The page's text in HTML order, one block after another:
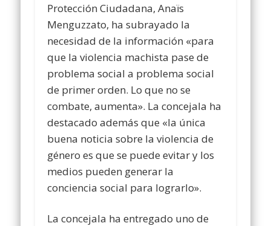
Protección Ciudadana, Anaïs
Menguzzato, ha subrayado la
necesidad de la información «para
que la violencia machista pase de
problema social a problema social
de primer orden. Lo que no se
combate, aumenta». La concejala ha
destacado además que «la única
buena noticia sobre la violencia de
género es que se puede evitar y los
medios pueden generar la
conciencia social para lograrlo».
La concejala ha entregado uno de